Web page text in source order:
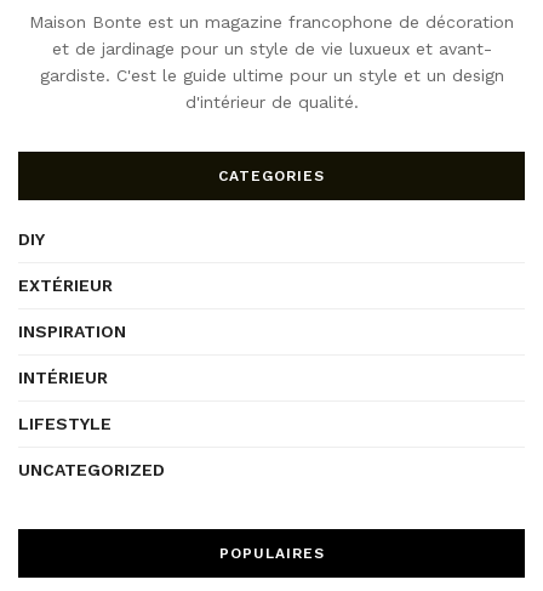
Maison Bonte est un magazine francophone de décoration
et de jardinage pour un style de vie luxueux et avant-
gardiste. C'est le guide ultime pour un style et un design
d'intérieur de qualité.
CATEGORIES
DIY
EXTÉRIEUR
INSPIRATION
INTÉRIEUR
LIFESTYLE
UNCATEGORIZED
POPULAIRES